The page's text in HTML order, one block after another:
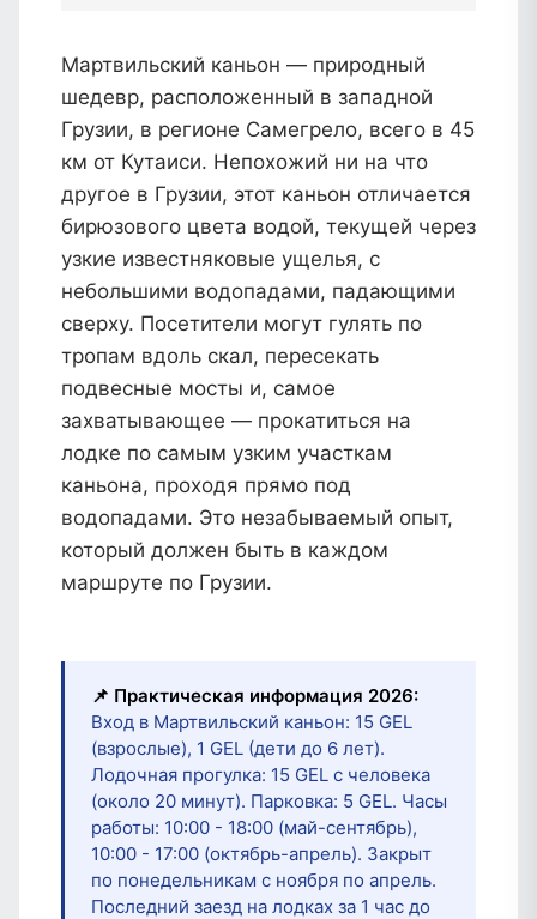
Мартвильский каньон — природный
шедевр, расположенный в западной
Грузии, в регионе Самегрело, всего в 45
км от Кутаиси. Непохожий ни на что
другое в Грузии, этот каньон отличается
бирюзового цвета водой, текущей через
узкие известняковые ущелья, с
небольшими водопадами, падающими
сверху. Посетители могут гулять по
тропам вдоль скал, пересекать
подвесные мосты и, самое
захватывающее — прокатиться на
лодке по самым узким участкам
каньона, проходя прямо под
водопадами. Это незабываемый опыт,
который должен быть в каждом
маршруте по Грузии.
📌 Практическая информация 2026:
Вход в Мартвильский каньон: 15 GEL
(взрослые), 1 GEL (дети до 6 лет).
Лодочная прогулка: 15 GEL с человека
(около 20 минут). Парковка: 5 GEL. Часы
работы: 10:00 - 18:00 (май-сентябрь),
10:00 - 17:00 (октябрь-апрель). Закрыт
по понедельникам с ноября по апрель.
Последний заезд на лодках за 1 час до